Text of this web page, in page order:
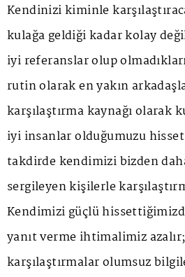
Kendinizi kiminle
kulağa geldiği kadar kolay
iyi referanslar olup
rutin olarak en yakın
karşılaştırma kaynağı olarak
iyi insanlar olduğumuzu
takdirde kendimizi bizden
sergileyen kişilerle
Kendimizi güçlü
yanıt verme ihtimalimiz
karşılaştırmalar olumsuz